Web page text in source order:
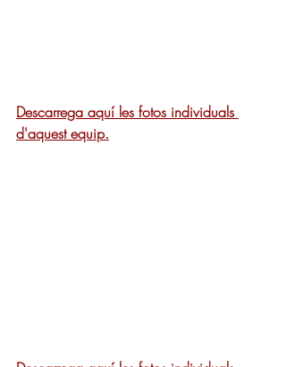
Descarrega aquí les fotos individuals
d'aquest equip.